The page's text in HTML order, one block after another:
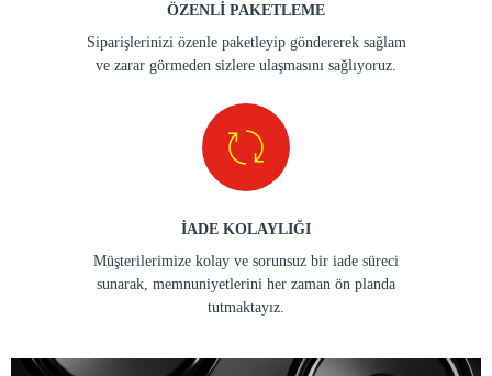
ÖZENLİ PAKETLEME
Siparişlerinizi özenle paketleyip göndererek sağlam
ve zarar görmeden sizlere ulaşmasını sağlıyoruz.
İADE KOLAYLIĞI
Müşterilerimize kolay ve sorunsuz bir iade süreci
sunarak, memnuniyetlerini her zaman ön planda
tutmaktayız.